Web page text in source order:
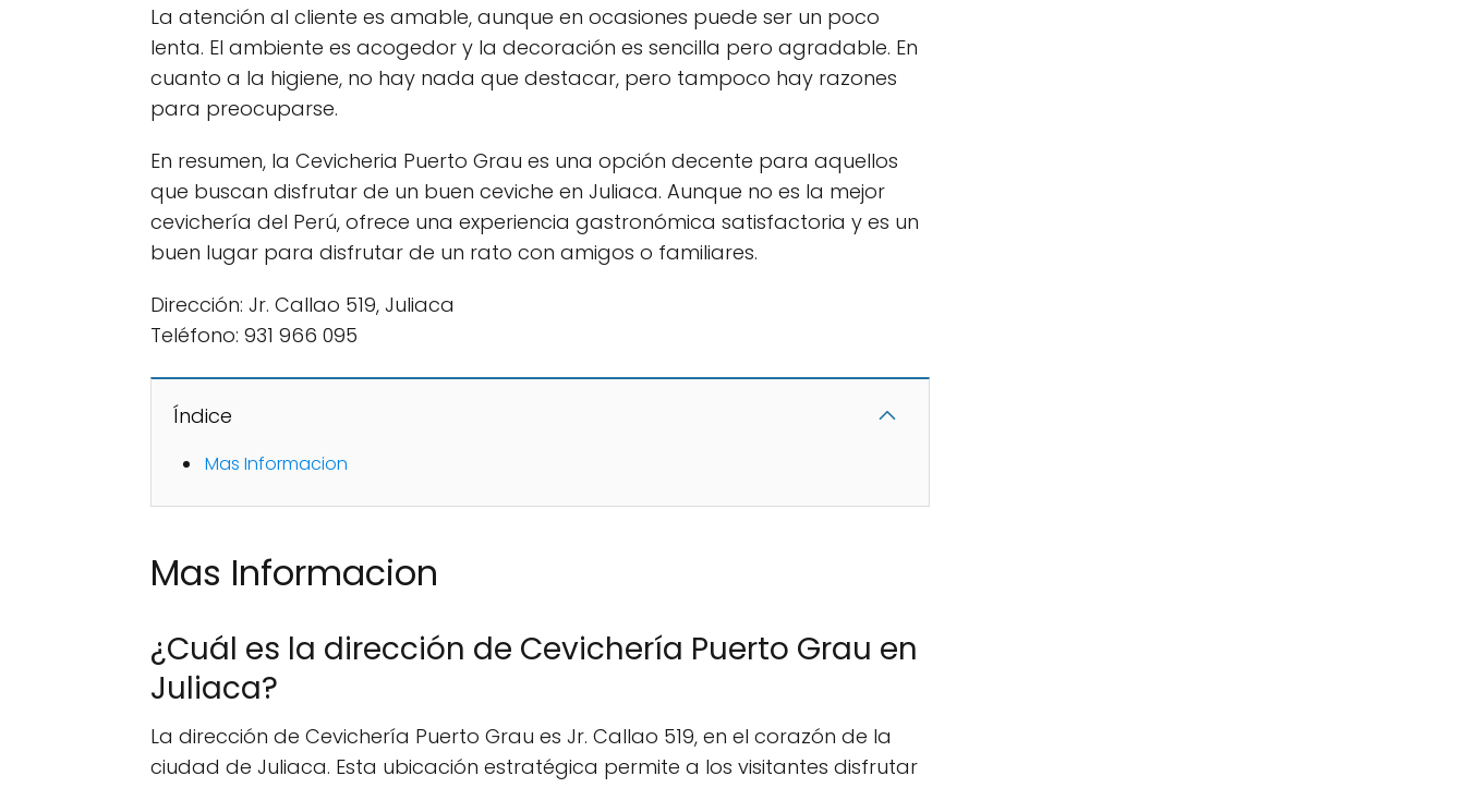
La atención al cliente es amable, aunque en ocasiones puede ser un poco
lenta. El ambiente es acogedor y la decoración es sencilla pero agradable. En
cuanto a la higiene, no hay nada que destacar, pero tampoco hay razones
para preocuparse.
En resumen, la Cevicheria Puerto Grau es una opción decente para aquellos
que buscan disfrutar de un buen ceviche en Juliaca. Aunque no es la mejor
cevichería del Perú, ofrece una experiencia gastronómica satisfactoria y es un
buen lugar para disfrutar de un rato con amigos o familiares.
Dirección: Jr. Callao 519, Juliaca
Teléfono: 931 966 095
Índice
Mas Informacion
Mas Informacion
¿Cuál es la dirección de Cevichería Puerto Grau en
Juliaca?
La dirección de Cevichería Puerto Grau es Jr. Callao 519, en el corazón de la
ciudad de Juliaca. Esta ubicación estratégica permite a los visitantes disfrutar